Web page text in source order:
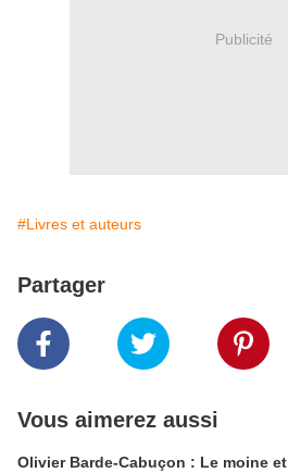
Publicité
#Livres et auteurs
Partager
Vous aimerez aussi
Olivier Barde-Cabuçon : Le moine et